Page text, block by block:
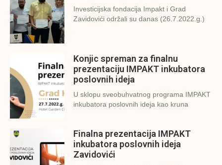
Investicijska fondacija Impakt i Grad
Zavidovići održali su danas (26.7.2022.g.)
Konjic spreman za finalnu
prezentaciju IMPAKT inkubatora
poslovnih ideja
U sklopu sveobuhvatnog programa IMPAKT
inkubatora poslovnih ideja kao kruna
Finalna prezentacija IMPAKT
inkubatora poslovnih ideja
Zavidovići